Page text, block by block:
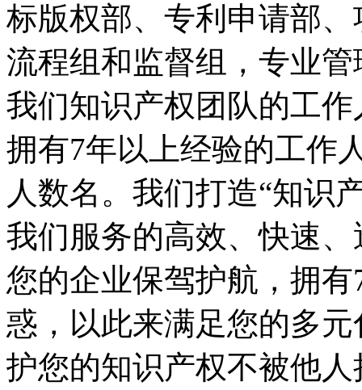
标版权部、专利申请部
流程组和监督组，专业
我们知识产权团队的工
拥有7年以上经验的工作
人数名。我们打造“知识
我们服务的高效、快速
您的企业保驾护航，拥
惑，以此来满足您的多
护您的知识产权不被他